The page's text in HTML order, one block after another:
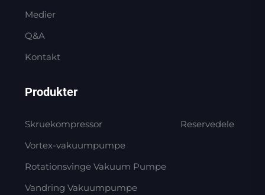
Medier
Q&A
Kontakt
Produkter
Skruekompressor
Vortex-vakuumpumpe
Rotationsvinge Vakuum Pumpe
Vandring Vakuumpumpe
Reservedele